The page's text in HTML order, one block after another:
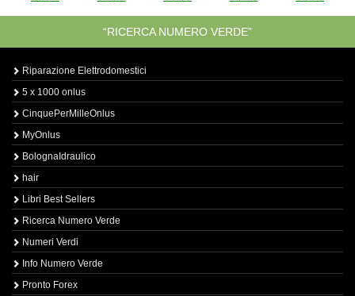
“RICERCA NUMERO VERDE”
Riparazione Elettrodomestici
5 x 1000 onlus
CinquePerMilleOnlus
MyOnlus
BolognaIdraulico
hair
Libri Best Sellers
Ricerca Numero Verde
Numeri Verdi
Info Numero Verde
Pronto Forex